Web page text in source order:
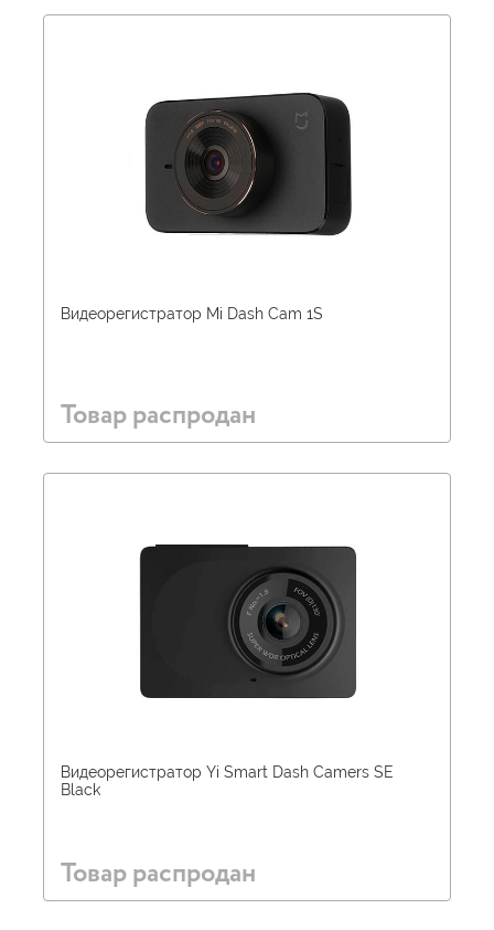
Видеорегистратор Mi Dash Cam 1S
Товар распродан
Видеорегистратор Yi Smart Dash Camers SE
Black
Товар распродан